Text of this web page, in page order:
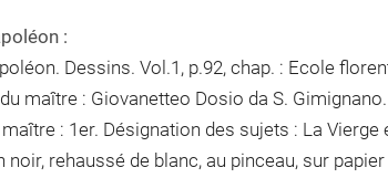
:
Dessins. Vol.1, p.92, chap. : Ecole
maître : Giovanetteo Dosio da S.
: 1er. Désignation des sujets : La Vierge
rehaussé de blanc, au pinceau, sur papier